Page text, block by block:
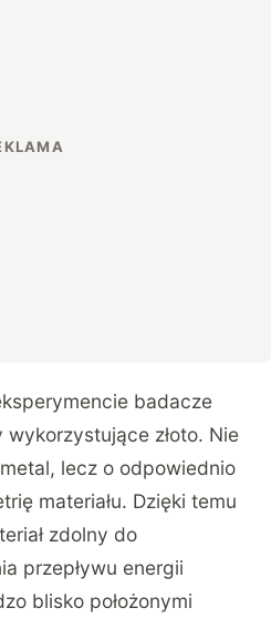
badacze
złoto. Nie
lecz o odpowiednio
materiału. Dzięki temu
zdolny do
przepływu energii
blisko położonymi